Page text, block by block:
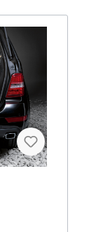
4MATIC
350
350
500
63 AMG